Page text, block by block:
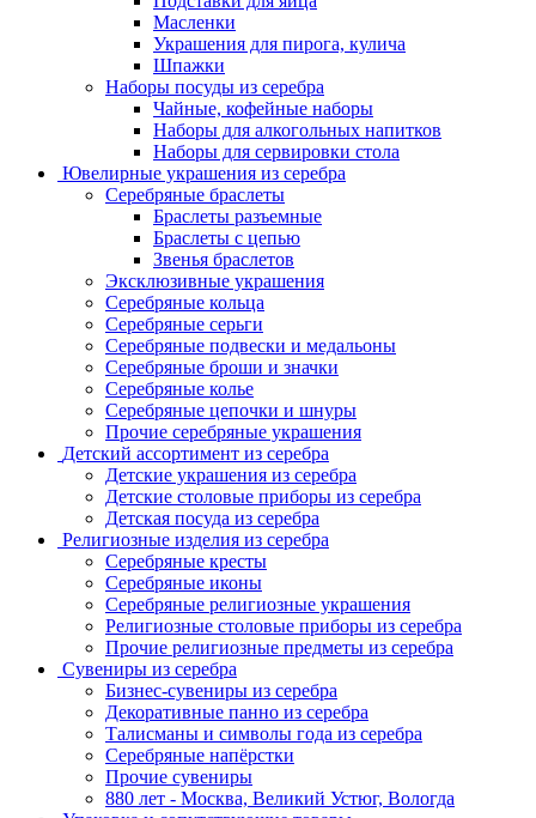
Масленки
Украшения для пирога, кулича
Шпажки
Наборы посуды из серебра
Чайные, кофейные наборы
Наборы для алкогольных напитков
Наборы для сервировки стола
Ювелирные украшения из серебра
Серебряные браслеты
Браслеты разъемные
Браслеты с цепью
Звенья браслетов
Эксклюзивные украшения
Серебряные кольца
Серебряные серьги
Серебряные подвески и медальоны
Серебряные броши и значки
Серебряные колье
Серебряные цепочки и шнуры
Прочие серебряные украшения
Детский ассортимент из серебра
Детские украшения из серебра
Детские столовые приборы из серебра
Детская посуда из серебра
Религиозные изделия из серебра
Серебряные кресты
Серебряные иконы
Серебряные религиозные украшения
Религиозные столовые приборы из серебра
Прочие религиозные предметы из серебра
Сувениры из серебра
Бизнес-сувениры из серебра
Декоративные панно из серебра
Талисманы и символы года из серебра
Серебряные напёрстки
Прочие сувениры
880 лет - Москва, Великий Устюг, Вологда